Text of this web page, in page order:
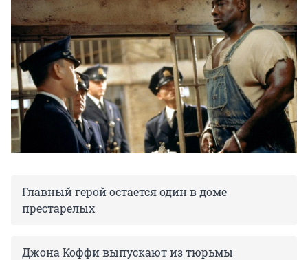
Главный герой остается один в доме
престарелых
Джона Коффи выпускают из тюрьмы